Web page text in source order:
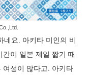
네요. 아키타 미인의 비
이 일본 제일 짧기 때
여성이 많다고. 아키타